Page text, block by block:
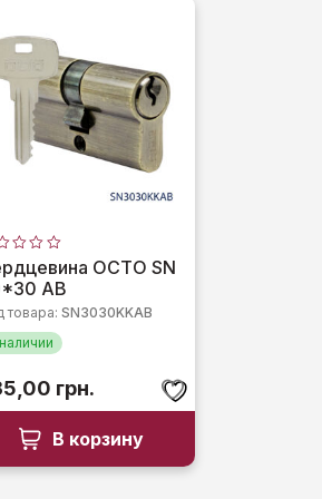
OCTO SN
AB
товара:SN3030KKAB
грн.
В корзину